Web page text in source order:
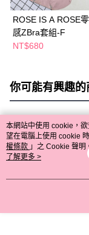
ROSE IS A ROSE
感ZBra套組-F
NT$680
你可能有興趣的
熱門標籤
本網站中使用 cookie，
望在電腦上使用 cookie
權條款 」之 Cookie 聲
用條款之 Cookie 聲明使
了解更多 >